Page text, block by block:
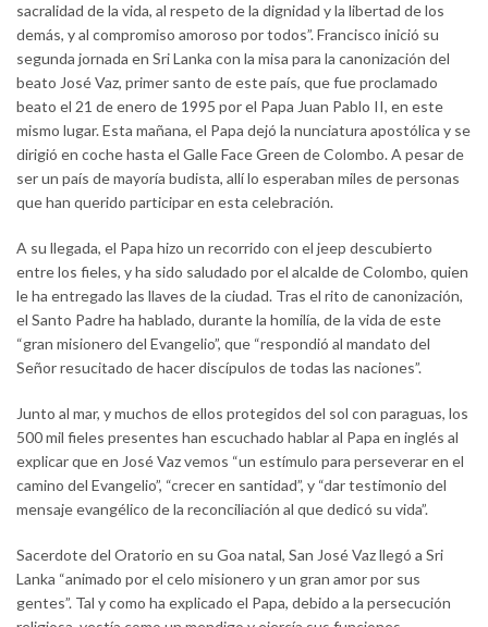
sacralidad de la vida, al respeto de la dignidad y la libertad de los
demás, y al compromiso amoroso por todos”. Francisco inició su
segunda jornada en Sri Lanka con la misa para la canonización del
beato José Vaz, primer santo de este país, que fue proclamado
beato el 21 de enero de 1995 por el Papa Juan Pablo II, en este
mismo lugar. Esta mañana, el Papa dejó la nunciatura apostólica y se
dirigió en coche hasta el Galle Face Green de Colombo. A pesar de
ser un país de mayoría budista, allí lo esperaban miles de personas
que han querido participar en esta celebración.
A su llegada, el Papa hizo un recorrido con el jeep descubierto
entre los fieles, y ha sido saludado por el alcalde de Colombo, quien
le ha entregado las llaves de la ciudad. Tras el rito de canonización,
el Santo Padre ha hablado, durante la homilía, de la vida de este
“gran misionero del Evangelio”, que “respondió al mandato del
Señor resucitado de hacer discípulos de todas las naciones”.
Junto al mar, y muchos de ellos protegidos del sol con paraguas, los
500 mil fieles presentes han escuchado hablar al Papa en inglés al
explicar que en José Vaz vemos “un estímulo para perseverar en el
camino del Evangelio”, “crecer en santidad”, y “dar testimonio del
mensaje evangélico de la reconciliación al que dedicó su vida”.
Sacerdote del Oratorio en su Goa natal, San José Vaz llegó a Sri
Lanka “animado por el celo misionero y un gran amor por sus
gentes”. Tal y como ha explicado el Papa, debido a la persecución